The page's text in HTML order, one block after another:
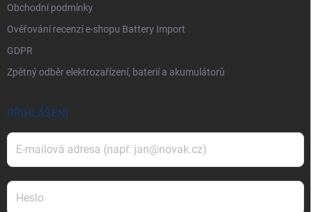
Obchodní podmínky
Ověřování recenzí e-shopu Battery Import
GDPR
Zpětný odběr elektrozařízení, baterií a akumulátorů
PŘIHLÁŠENÍ